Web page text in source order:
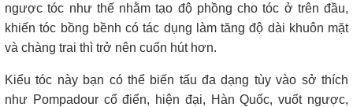
ngược tóc như thế nhằm tạo độ phồng cho tóc ở trên đầu,
khiến tóc bồng bềnh có tác dụng làm tăng độ dài khuôn mặt
và chàng trai thì trở nên cuốn hút hơn.
Kiểu tóc này bạn có thể biến tấu đa dạng tùy vào sở thích
như Pompadour cổ điển, hiện đại, Hàn Quốc, vuốt ngược,